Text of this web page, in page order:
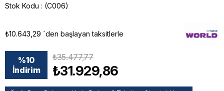
Stok Kodu (C006)
₺10.643,29 `den başlayan taksitlerle
%10
İndirim
₺35.477,77
₺31.929,86